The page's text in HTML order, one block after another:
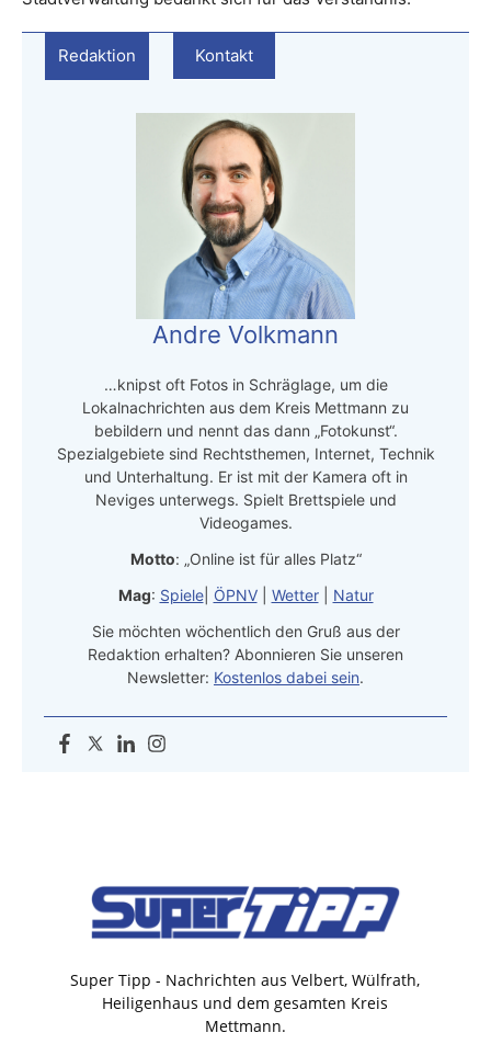
Redaktion Kontakt
Andre Volkmann
…knipst oft Fotos in Schräglage, um die
Lokalnachrichten aus dem Kreis Mettmann zu
bebildern und nennt das dann „Fotokunst“.
Spezialgebiete sind Rechtsthemen, Internet, Technik
und Unterhaltung. Er ist mit der Kamera oft in
Neviges unterwegs. Spielt Brettspiele und
Videogames.
Motto: „Online ist für alles Platz“
Mag: Spiele| ÖPNV| Wetter| Natur
Sie möchten wöchentlich den Gruß aus der
Redaktion erhalten? Abonnieren Sie unseren
Newsletter: Kostenlos dabei sein.
Super Tipp - Nachrichten aus Velbert, Wülfrath,
Heiligenhaus und dem gesamten Kreis
Mettmann.